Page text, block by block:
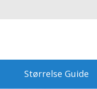
Størrelse Guide